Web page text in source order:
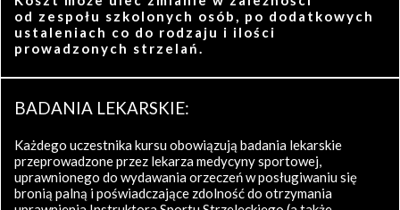
od zespołu szkolonych osób, po dodatkowych
ustaleniach co do rodzaju i ilości
prowadzonych strzelań.
BADANIA LEKARSKIE:
Każdego uczestnika kursu obowiązują badania lekarskie
przeprowadzone przez lekarza medycyny sportowej,
uprawnionego do wydawania orzeczeń w posługiwaniu się
bronią palną i poświadczające zdolność do otrzymania